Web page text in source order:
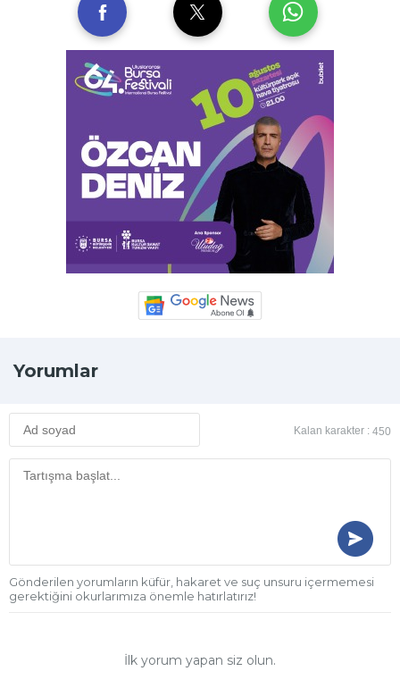
Yorumlar
Kalan karakter : 450
Gönderilen yorumların küfür, hakaret ve suç unsuru içermemesi
gerektiğini okurlarımıza önemle hatırlatırız!
İlk yorum yapan siz olun.